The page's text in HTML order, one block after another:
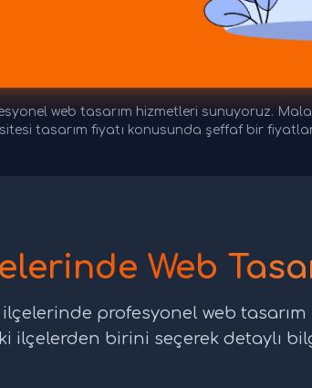
web tasarım hizmetleri sunuyoruz.
sitesi tasarım fiyatı konusunda şeffaf bir
Web
profesyonel web
ilçelerden birini seçerek detaylı